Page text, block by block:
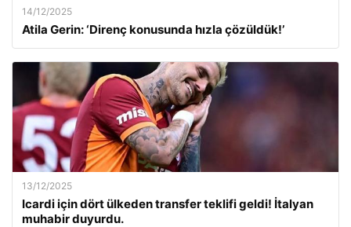
14/12/2025
Atila Gerin: ‘Direnç konusunda hızla çözüldük!’
13/12/2025
Icardi için dört ülkeden transfer teklifi geldi! İtalyan
muhabir duyurdu.